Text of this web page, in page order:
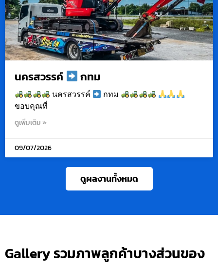
นครสวรรค์ กทม
นครสวรรค์
กทม
ขอบคุณที่
ดูเพิ่มเติม »
09/07/2026
ดูผลงานทั้งหมด
Gallery รวมภาพลูกค้าบางส่วนของ